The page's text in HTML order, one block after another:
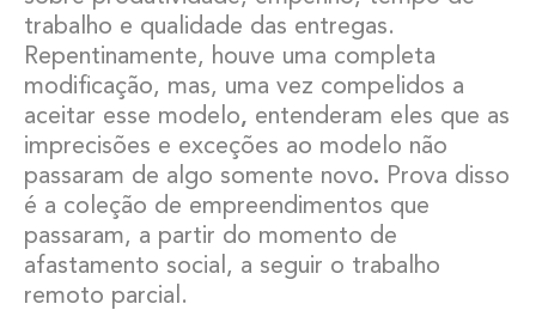
trabalho e qualidade das entregas.
Repentinamente, houve uma completa
modificação, mas, uma vez compelidos a
aceitar esse modelo, entenderam eles que as
imprecisões e exceções ao modelo não
passaram de algo somente novo. Prova disso
é a coleção de empreendimentos que
passaram, a partir do momento de
afastamento social, a seguir o trabalho
remoto parcial.